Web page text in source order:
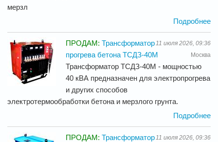
мерзл
Подробнее
11 июля 2026, 09:36
ПРОДАМ: Трансформатор
прогрева бетона ТСДЗ-40М
Москва
Трансформатор ТСДЗ-40М - мощностью
40 кВА предназначен для электропрогрева
и других способов
электротермообработки бетона и мерзлого грунта.
Подробнее
11 июля 2026, 09:36
ПРОДАМ: Трансформатор